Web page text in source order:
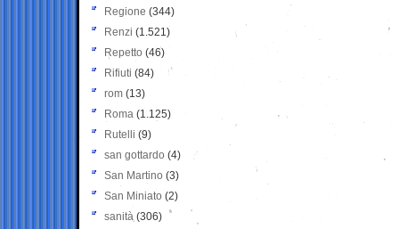
Regione (344)
Renzi (1.521)
Repetto (46)
Rifiuti (84)
rom (13)
Roma (1.125)
Rutelli (9)
san gottardo (4)
San Martino (3)
San Miniato (2)
sanità (306)